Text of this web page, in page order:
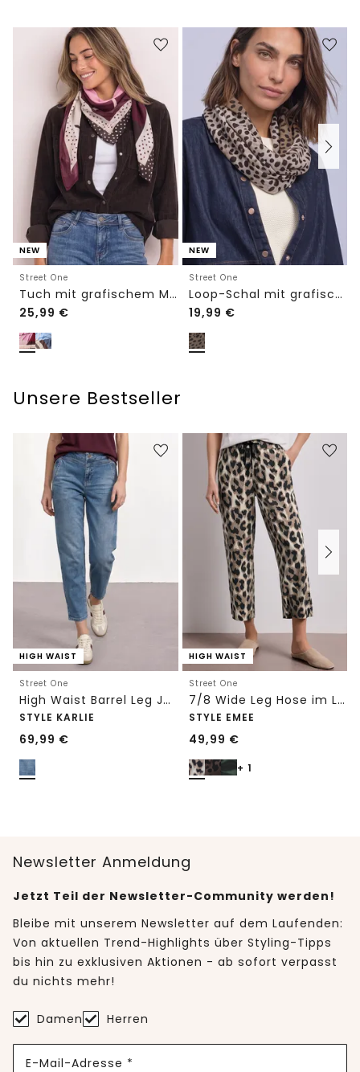
NEW
Street One
Tuch mit grafischem Muster
25,99 €
NEW
Street One
Loop-Schal mit grafischem Muster
19,99 €
Unsere Bestseller
HIGH WAIST
Street One
High Waist Barrel Leg Jeans im Loose Fit
STYLE KARLIE
69,99 €
HIGH WAIST
Street One
7/8 Wide Leg Hose im Loose Fit mit Print
STYLE EMEE
49,99 €
+ 1
Newsletter Anmeldung
Jetzt Teil der Newsletter-Community werden!
Bleibe mit unserem Newsletter auf dem Laufenden:
Von aktuellen Trend-Highlights über Styling-Tipps
bis hin zu exklusiven Aktionen - ab sofort verpasst
du nichts mehr!
Damen Herren
E-Mail-Adresse *